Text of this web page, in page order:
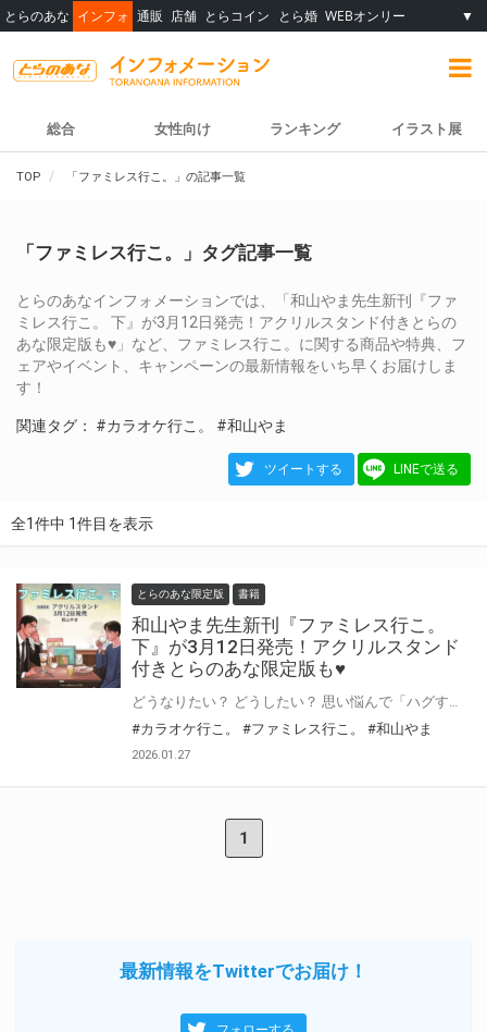
とらのあな インフォ 通販 店舗 とらコイン とら婚 WEBオンリー ▼
総合 女性向け ランキング イラスト展
TOP 「ファミレス行こ。」の記事一覧
「ファミレス行こ。」タグ記事一覧
とらのあなインフォメーションでは、「和山やま先生新刊『ファ
ミレス行こ。 下』が3月12日発売！アクリルスタンド付きとらの
あな限定版も♥」など、ファミレス行こ。に関する商品や特典、フ
ェアやイベント、キャンペーンの最新情報をいち早くお届けしま
す！
関連タグ： #カラオケ行こ。 #和山やま
ツイートする LINEで送る
全1件中 1件目を表示
とらのあな限定版 書籍
和山やま先生新刊『ファミレス行こ。
下』が3月12日発売！アクリルスタンド
付きとらのあな限定版も♥
#カラオケ行こ。
#ファミレス行こ。 #和山やま
2026.01.27
1
最新情報をTwitterでお届け！